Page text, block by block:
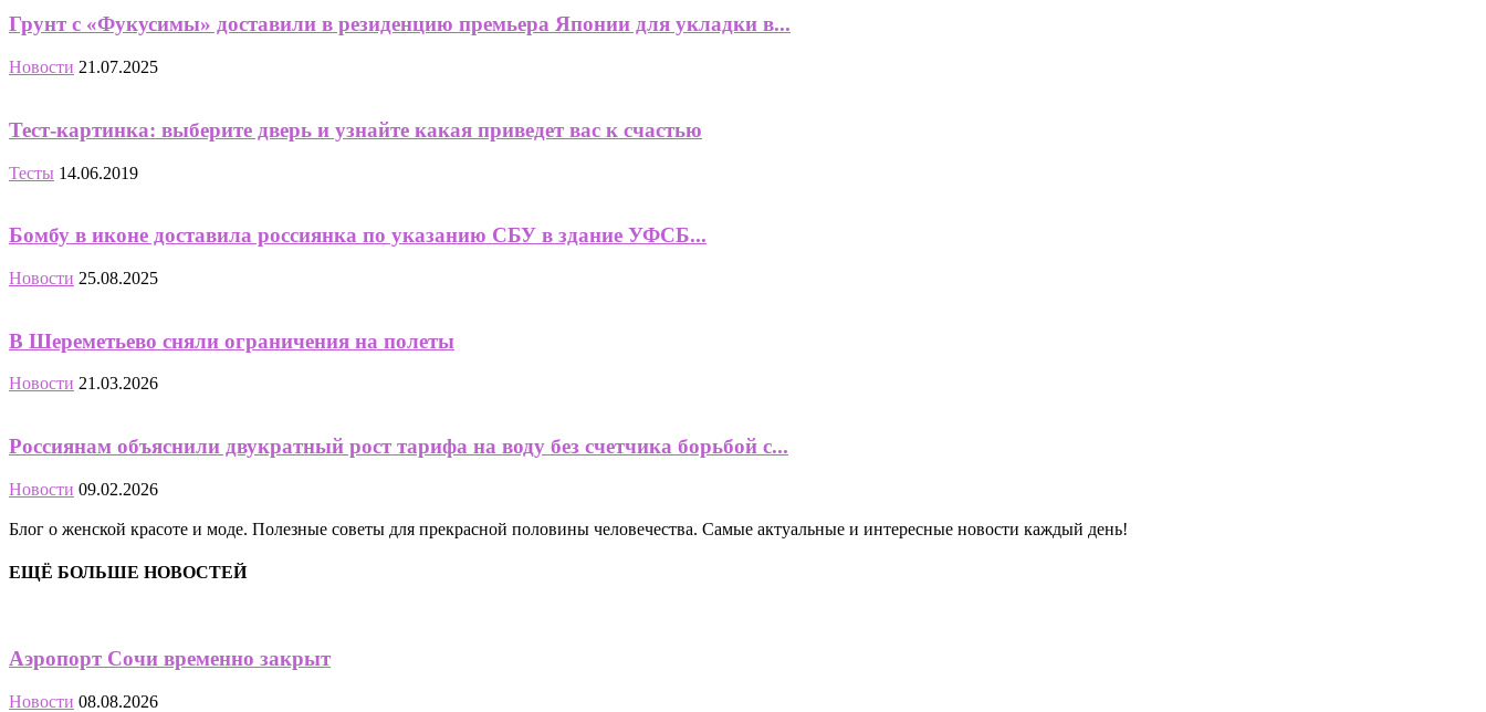
Грунт с «Фукусимы» доставили в резиденцию премьера Японии для укладки в...
Новости 21.07.2025
Тест-картинка: выберите дверь и узнайте какая приведет вас к счастью
Тесты 14.06.2019
Бомбу в иконе доставила россиянка по указанию СБУ в здание УФСБ...
Новости 25.08.2025
В Шереметьево сняли ограничения на полеты
Новости 21.03.2026
Россиянам объяснили двукратный рост тарифа на воду без счетчика борьбой с...
Новости 09.02.2026
Блог о женской красоте и моде. Полезные советы для прекрасной половины человечества. Самые актуальные и интересные новости каждый день!
ЕЩЁ БОЛЬШЕ НОВОСТЕЙ
Аэропорт Сочи временно закрыт
Новости 08.08.2026